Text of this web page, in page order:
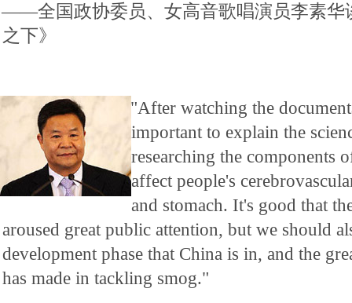
――全国政协委员、女高音歌唱演员李素华
之下》
"After watching the
important to explain the
researching the components
affect people's
and stomach. It's good that
aroused great public attention, but we should
development phase that China is in, and the
has made in tackling smog."